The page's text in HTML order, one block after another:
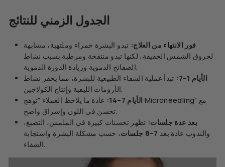
الجدول الزمني للنتائج
فور الانتهاء من العلاج: تبدو البشرة حمراء وملتهبة، مشابهة
لحروق الشمس الخفيفة، لكنها تبدو منتفخة ومرطبة بسبب نشاط
الصفائح الدموية وزيادة الدورة الدموية.
الأيام 1–7:
تبدأ عملية الشفاء الطبيعية للبشرة، مما يحفز نشاط
الأرومات الليفية وإنتاج الكولاجين.
الأيام 7–14:
عادة ما يلاحظ العملاء "توهج Microneedling" مع
تحسن في اللون وإشراق واضح.
بعد عدة جلسات: تظهر تحسنات كبيرة في الملمس، التصبغ،
والندوب عادة بعد 7–8 جلسات
، حسب مشكلة البشرة واستجابة
الشفاء.